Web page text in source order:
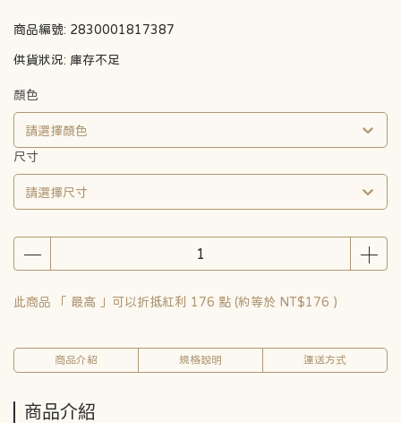
商品編號: 2830001817387
供貨狀況: 庫存不足
顏色
請選擇顏色
尺寸
請選擇尺寸
此商品 「 最高 」可以折抵紅利 176 點 (約等於 NT$176 )
商品介紹 規格說明 運送方式
商品介紹